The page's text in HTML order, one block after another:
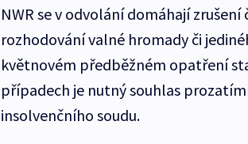
NWR se v odvolání domáhají
rozhodování valné hromady či
květnovém předběžném opatření
případech je nutný souhlas
insolvenčního soudu.